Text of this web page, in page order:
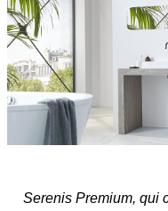
Serenis Premium, qui